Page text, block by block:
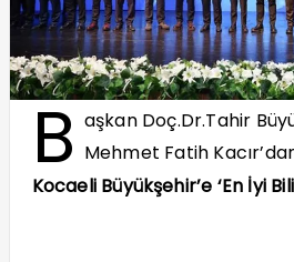
B aşkan Doç.Dr.Tahir
Mehmet Fatih
Kocaeli Büyükşehir’e ‘En İyi